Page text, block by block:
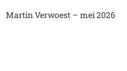
Martin Verwoest – mei 2026